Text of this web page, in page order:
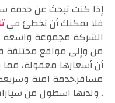
إذا كنت تبحث عن خدمة
فلا يمكنك أن تخطئ في
الشركة مجموعة واسعة
من وإلى مواقع مختلفة
أن أسعارها معقولة، مما
مسافر.خدمة امنة
. ولديها اسطول من